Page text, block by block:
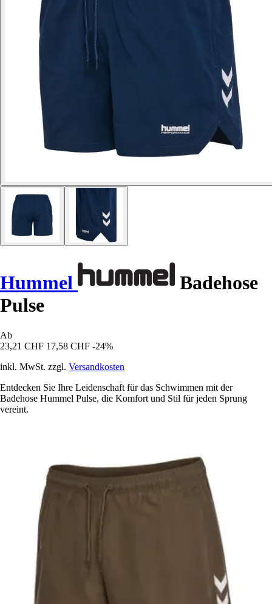
Hummel
Badehose
Pulse
Ab
23,21 CHF 17,58 CHF -24%
inkl. MwSt. zzgl. Versandkosten
Entdecken Sie Ihre Leidenschaft für das Schwimmen mit der
Badehose Hummel Pulse, die Komfort und Stil für jeden Sprung
vereint.